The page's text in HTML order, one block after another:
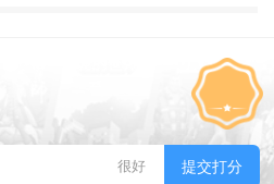
很好 提交打分